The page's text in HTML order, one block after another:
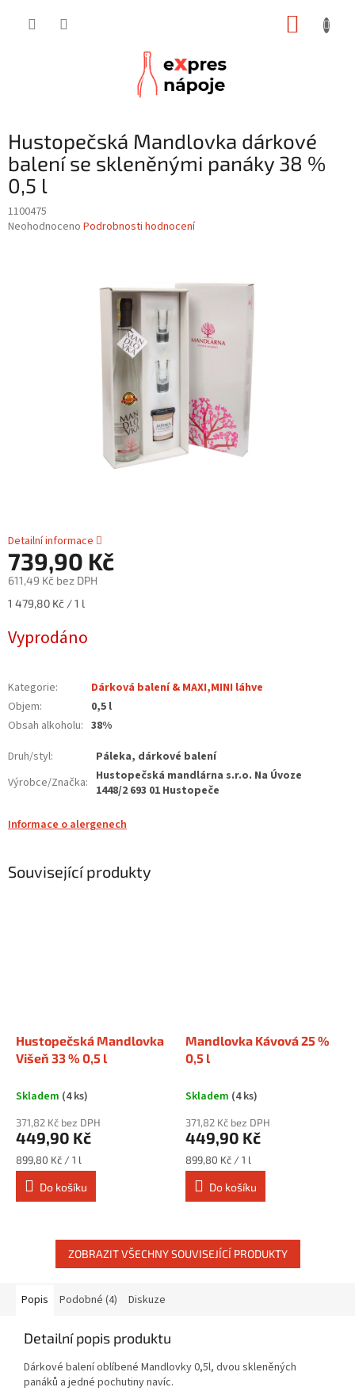
Hustopečská Mandlovka dárkové
balení se skleněnými panáky 38 %
0,5 l
1100475
Průměrné
Neohodnoceno Podrobnosti hodnocení
Detailní informace
739,90 Kč
611,49 Kč bez DPH
Měrná
1 479,80 Kč / 1 l
Vyprodáno
Kategorie:
Dárková balení & MAXI,MINI láhve
Objem:
0,5 l
Obsah alkoholu: 38%
Druh/styl:
Páleka, dárkové balení
Výrobce/Značka: Hustopečská mandlárna s.r.o. Na Úvoze
1448/2 693 01 Hustopeče
Informace o alergenech
Související produkty
Hustopečská Mandlovka
Višeň 33 % 0,5 l
Skladem (4 ks)
371,82 Kč bez DPH
449,90 Kč
Měrná
cena:
899,80 Kč / 1 l
Do košíku
Mandlovka Kávová 25 %
0,5 l
Skladem (4 ks)
371,82 Kč bez DPH
449,90 Kč
Měrná
cena:
899,80 Kč / 1 l
Do košíku
ZOBRAZIT VŠECHNY SOUVISEJÍCÍ PRODUKTY
Popis Podobné (4) Diskuze
Detailní popis produktu
Dárkové balení oblíbené Mandlovky 0,5l, dvou skleněných
panáků a jedné pochutiny navíc.